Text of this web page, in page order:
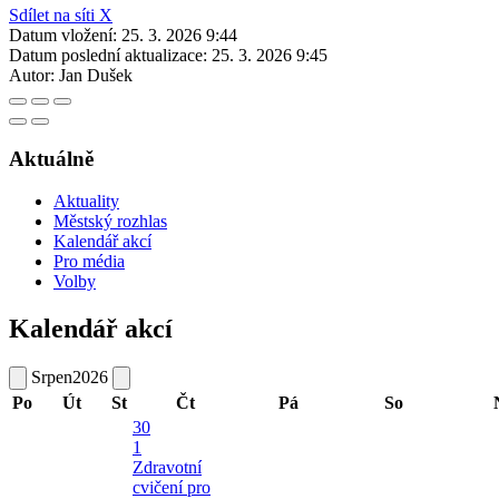
Sdílet na síti X
Datum vložení: 25. 3. 2026 9:44
Datum poslední aktualizace: 25. 3. 2026 9:45
Autor: Jan Dušek
Aktuálně
Aktuality
Městský rozhlas
Kalendář akcí
Pro média
Volby
Kalendář akcí
Srpen2026
Po
Út St Čt Pá So
30
1
Zdravotní
cvičení pro